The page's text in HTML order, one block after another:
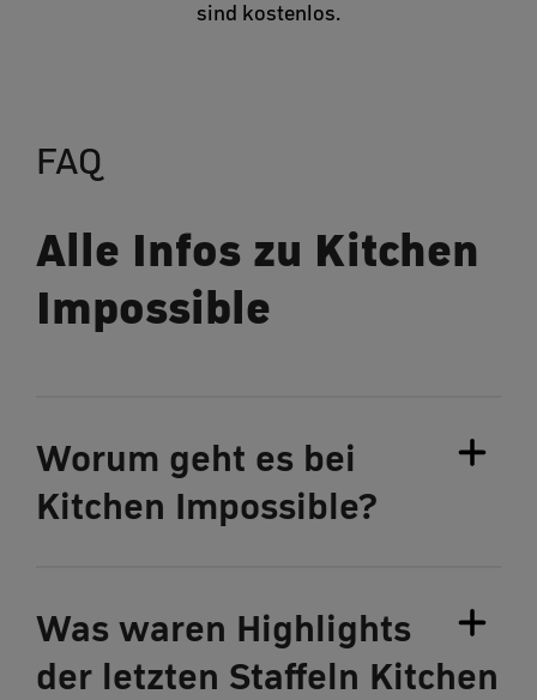
sind kostenlos.
FAQ
Alle Infos zu Kitchen
Impossible
Worum geht es bei
Kitchen Impossible?
Was waren Highlights
der letzten Staffeln Kitchen